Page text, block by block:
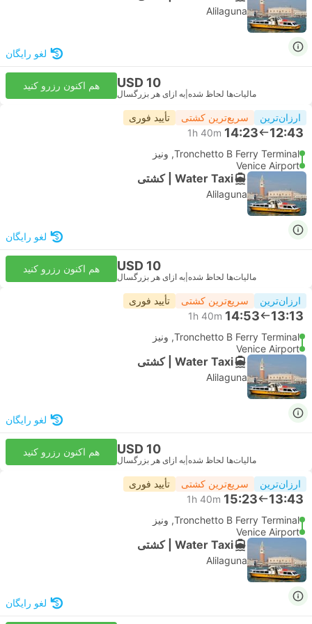
Alilaguna
لغو رایگان
USD 10
مالیات‌ها لحاظ شده به ازای هر بزرگسال
هم اکنون رزرو کنید
ارزان‌ترین سریع‌ترین کشتی تأیید فوری
12:43
14:23
1h 40m
Tronchetto B Ferry Terminal, ونیز
Venice Airport
Water Taxi | کشتی
Alilaguna
لغو رایگان
USD 10
مالیات‌ها لحاظ شده به ازای هر بزرگسال
هم اکنون رزرو کنید
ارزان‌ترین سریع‌ترین کشتی تأیید فوری
13:13
14:53
1h 40m
Tronchetto B Ferry Terminal, ونیز
Venice Airport
Water Taxi | کشتی
Alilaguna
لغو رایگان
USD 10
مالیات‌ها لحاظ شده به ازای هر بزرگسال
هم اکنون رزرو کنید
ارزان‌ترین سریع‌ترین کشتی تأیید فوری
13:43
15:23
1h 40m
Tronchetto B Ferry Terminal, ونیز
Venice Airport
Water Taxi | کشتی
Alilaguna
لغو رایگان